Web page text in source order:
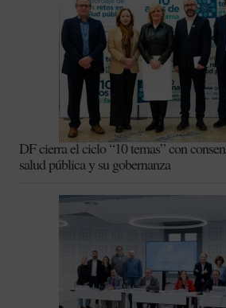
DF cierra el ciclo “10 temas” con
salud pública y su gobernanza